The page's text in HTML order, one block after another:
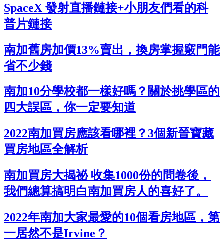
SpaceX 發射直播鏈接+小朋友們看的科
普片鏈接
南加舊房加價13%賣出，換房掌握竅門能
省不少錢
南加10分學校都一樣好嗎？關於挑學區的
四大誤區，你一定要知道
2022南加買房應該看哪裡？3個新晉寶藏
買房地區全解析
南加買房大揭祕 收集1000份的問卷後，
我們總算搞明白南加買房人的喜好了。
2022年南加大家最愛的10個看房地區，第
一居然不是Irvine？